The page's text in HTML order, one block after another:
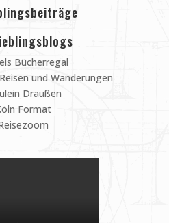
Bücherregal
und Wanderungen
Draußen
Format